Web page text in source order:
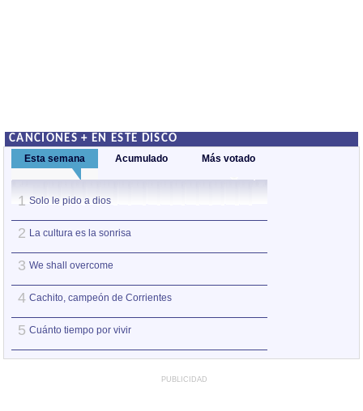
CANCIONES + EN ESTE DISCO
Esta semana Acumulado Más votado
1 Solo le pido a dios
2 La cultura es la sonrisa
3 We shall overcome
4 Cachito, campeón de Corrientes
5 Cuánto tiempo por vivir
PUBLICIDAD